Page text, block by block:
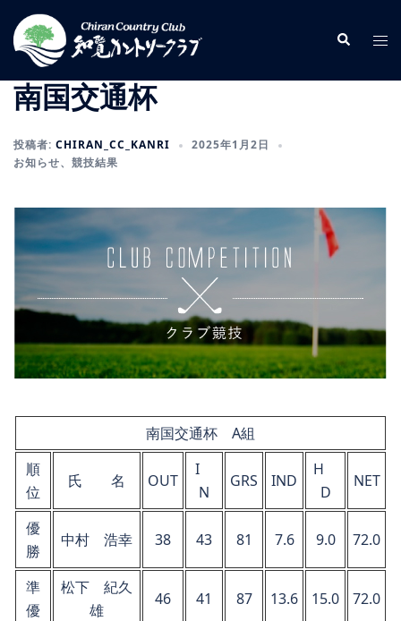
ン
検
索
ト
ル
南国交通杯
投稿者: CHIRAN_CC_KANRI
2025年1月2日
お知らせ、 競技結果
南国交通杯 A組
順
位
氏 名 OUT
I
N
GRS IND
H
D
NET
優
勝
中村 浩幸 38 43 81 7.6 9.0 72.0
準
優
松下 紀久
雄
46 41 87 13.6 15.0 72.0